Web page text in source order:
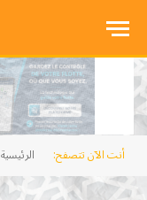
أنت الآن تتصفح: الرئيسية